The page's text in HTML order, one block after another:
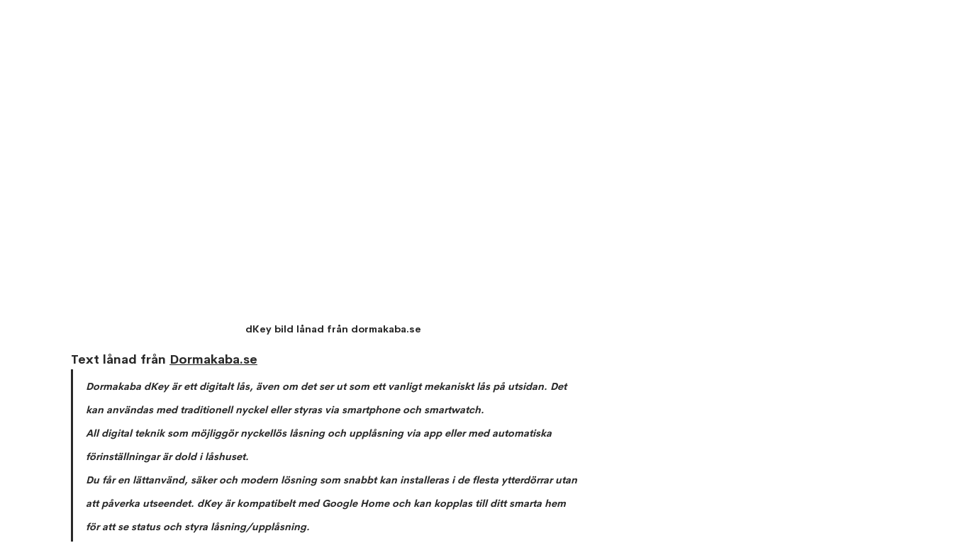
dKey bild lånad från dormakaba.se
Text lånad från Dormakaba.se
Dormakaba dKey är ett digitalt lås, även om det ser ut som ett vanligt mekaniskt lås på utsidan. Det
kan användas med traditionell nyckel eller styras via smartphone och smartwatch.
All digital teknik som möjliggör nyckellös låsning och upplåsning via app eller med automatiska
förinställningar är dold i låshuset.
Du får en lättanvänd, säker och modern lösning som snabbt kan installeras i de flesta ytterdörrar utan
att påverka utseendet. dKey är kompatibelt med Google Home och kan kopplas till ditt smarta hem
för att se status och styra låsning/upplåsning.